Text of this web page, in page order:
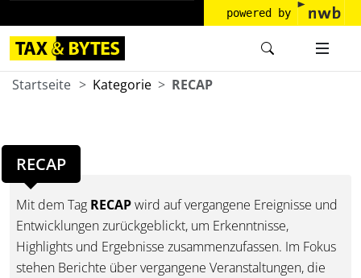
powered by
Startseite Kategorie RECAP
RECAP
Mit dem Tag RECAPwird auf vergangene Ereignisse und
Entwicklungen zurückgeblickt, um Erkenntnisse,
Highlights und Ergebnisse zusammenzufassen. Im Fokus
stehen Berichte über vergangene Veranstaltungen, die